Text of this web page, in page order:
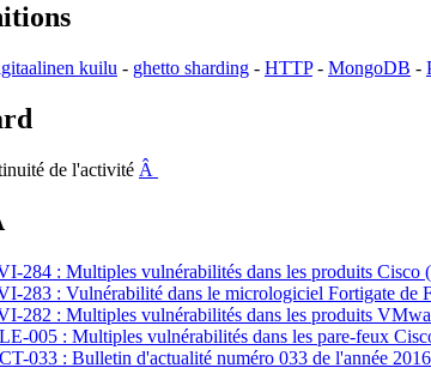
kuilu - ghetto sharding - HTTP- MongoDB -
de l'activité Â
284 : Multiples vulnérabilités dans les produits Cisco
283 : Vulnérabilité dans le micrologiciel Fortigate de
282 : Multiples vulnérabilités dans les produits
005 : Multiples vulnérabilités dans les pare-feux
033 : Bulletin d'actualité numéro 033 de l'année